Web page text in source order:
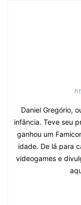
Daniel Gregório,
infância. Teve seu
ganhou um
idade. De lá para
videogames e